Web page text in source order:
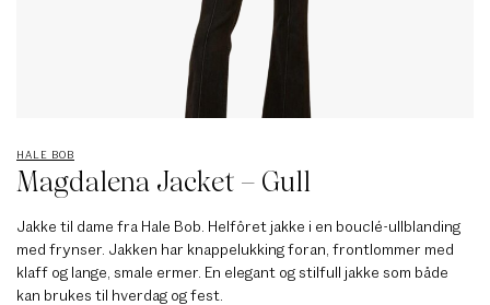
HALE BOB
Magdalena Jacket – Gull
Jakke til dame fra Hale Bob. Helfôret jakke i en bouclé-ullblanding
med frynser. Jakken har knappelukking foran, frontlommer med
klaff og lange, smale ermer. En elegant og stilfull jakke som både
kan brukes til hverdag og fest.